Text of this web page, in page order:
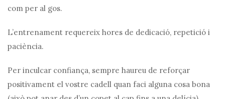
com per al gos.
L’entrenament requereix hores de dedicació, repetició i
paciència.
Per inculcar confiança, sempre haureu de reforçar
positivament el vostre cadell quan faci alguna cosa bona